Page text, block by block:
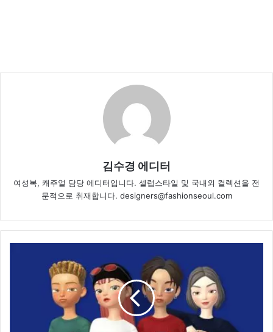
김수경 에디터
여성복, 캐주얼 담당 에디터입니다. 셀럽스타일 및 국내외 컬렉션을 전
문적으로 취재합니다. designers@fashionseoul.com